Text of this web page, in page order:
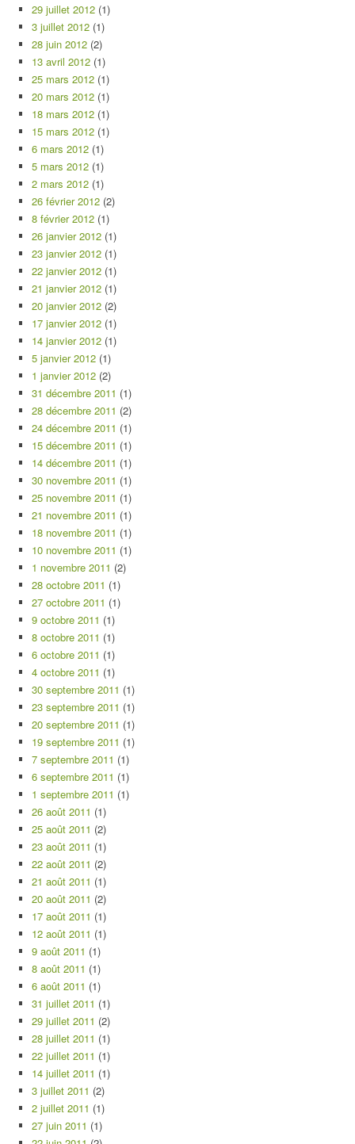
29 juillet 2012 (1)
3 juillet 2012 (1)
28 juin 2012 (2)
13 avril 2012 (1)
25 mars 2012 (1)
20 mars 2012 (1)
18 mars 2012 (1)
15 mars 2012 (1)
6 mars 2012 (1)
5 mars 2012 (1)
2 mars 2012 (1)
26 février 2012 (2)
8 février 2012 (1)
26 janvier 2012 (1)
23 janvier 2012 (1)
22 janvier 2012 (1)
21 janvier 2012 (1)
20 janvier 2012 (2)
17 janvier 2012 (1)
14 janvier 2012 (1)
5 janvier 2012 (1)
1 janvier 2012 (2)
31 décembre 2011 (1)
28 décembre 2011 (2)
24 décembre 2011 (1)
15 décembre 2011 (1)
14 décembre 2011 (1)
30 novembre 2011 (1)
25 novembre 2011 (1)
21 novembre 2011 (1)
18 novembre 2011 (1)
10 novembre 2011 (1)
1 novembre 2011 (2)
28 octobre 2011 (1)
27 octobre 2011 (1)
9 octobre 2011 (1)
8 octobre 2011 (1)
6 octobre 2011 (1)
4 octobre 2011 (1)
30 septembre 2011 (1)
23 septembre 2011 (1)
20 septembre 2011 (1)
19 septembre 2011 (1)
7 septembre 2011 (1)
6 septembre 2011 (1)
1 septembre 2011 (1)
26 août 2011 (1)
25 août 2011 (2)
23 août 2011 (1)
22 août 2011 (2)
21 août 2011 (1)
20 août 2011 (2)
17 août 2011 (1)
12 août 2011 (1)
9 août 2011 (1)
8 août 2011 (1)
6 août 2011 (1)
31 juillet 2011 (1)
29 juillet 2011 (2)
28 juillet 2011 (1)
22 juillet 2011 (1)
14 juillet 2011 (1)
3 juillet 2011 (2)
2 juillet 2011 (1)
27 juin 2011 (1)